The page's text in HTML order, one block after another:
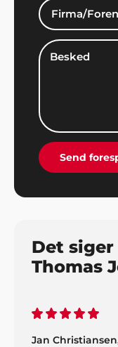
Send
Det
Thomas
Jan